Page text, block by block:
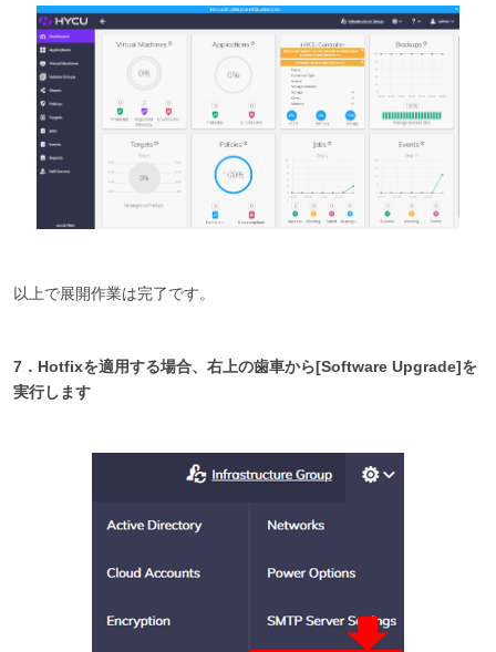
以上で展開作業は完了です。
7．Hotfixを適用する場合、右上の歯車から[Software Upgrade]を
実行します